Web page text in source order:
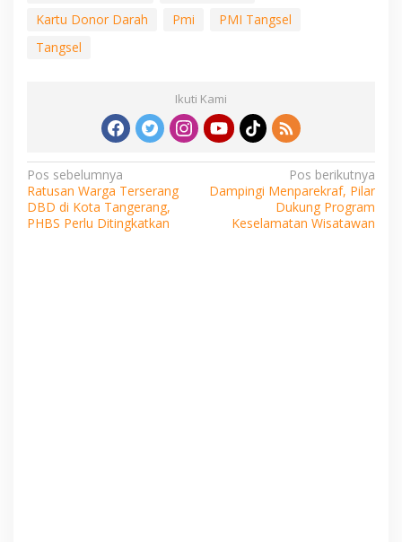
Kartu Donor Darah Pmi
PMI Tangsel
Tangsel
Ikuti Kami
Navigasi
pos
Pos sebelumnya
Ratusan Warga Terserang
DBD di Kota Tangerang,
PHBS Perlu Ditingkatkan
Pos berikutnya
Dampingi Menparekraf, Pilar
Dukung Program
Keselamatan Wisatawan